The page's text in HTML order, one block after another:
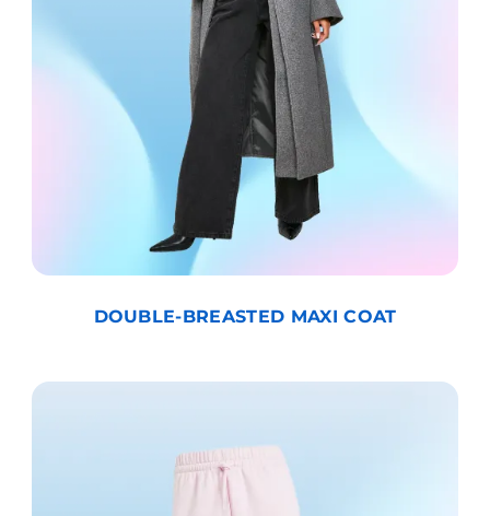
DOUBLE-BREASTED MAXI COAT